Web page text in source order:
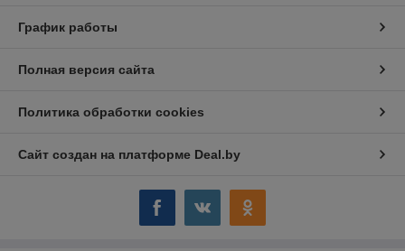
График работы
Полная версия сайта
Политика обработки cookies
Сайт создан на платформе Deal.by